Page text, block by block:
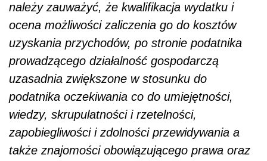
należy zauważyć, że kwalifikacja wydatku i
ocena możliwości zaliczenia go do kosztów
uzyskania przychodów, po stronie podatnika
prowadzącego działalność gospodarczą
uzasadnia zwiększone w stosunku do
podatnika oczekiwania co do umiejętności,
wiedzy, skrupulatności i rzetelności,
zapobiegliwości i zdolności przewidywania a
także znajomości obowiązującego prawa oraz